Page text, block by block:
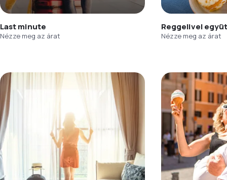
Last minute
Nézze meg az árat
Reggelivel
Nézze meg az árat